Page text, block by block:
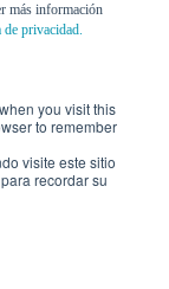
más información
de privacidad.
you visit this
to remember
visite este sitio
recordar su